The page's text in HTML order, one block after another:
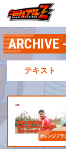
ARCHIVE
テキスト